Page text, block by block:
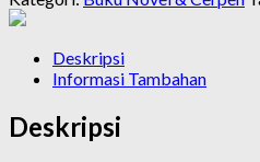
Deskripsi
Informasi Tambahan
Deskripsi